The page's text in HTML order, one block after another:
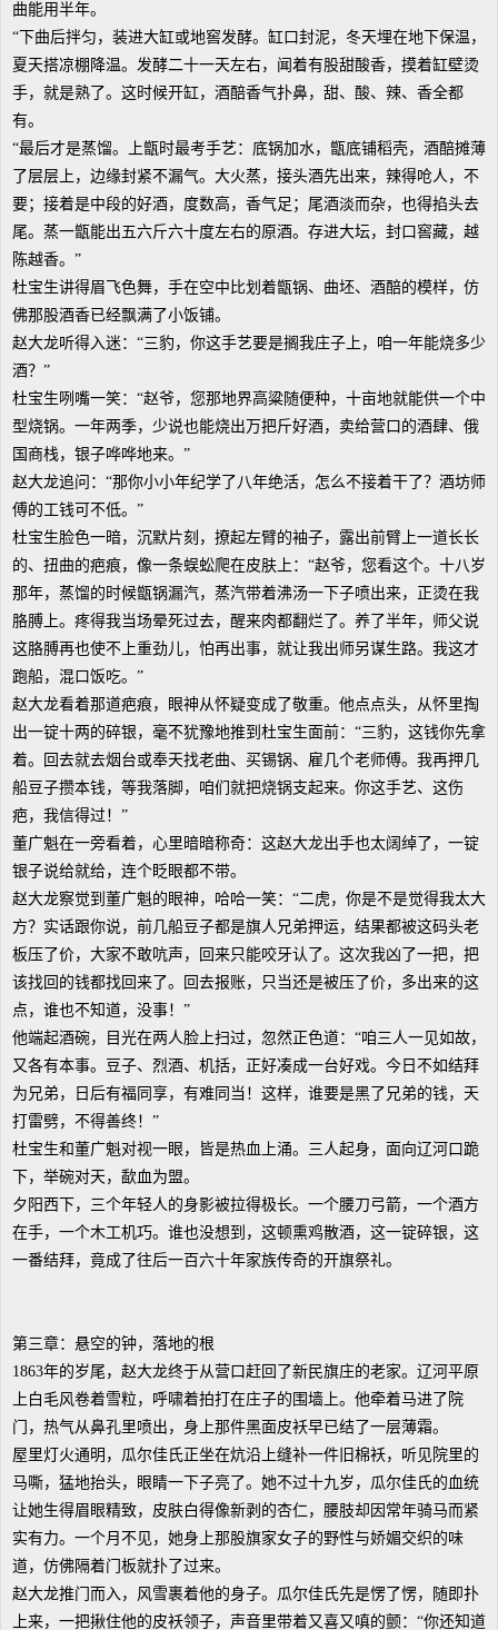
曲能用半年。
“下曲后拌匀，装进大缸或地窖发酵。缸口封泥，冬天埋在地下保温，
夏天搭凉棚降温。发酵二十一天左右，闻着有股甜酸香，摸着缸壁烫
手，就是熟了。这时候开缸，酒醅香气扑鼻，甜、酸、辣、香全都
有。
“最后才是蒸馏。上甑时最考手艺：底锅加水，甑底铺稻壳，酒醅摊薄
了层层上，边缘封紧不漏气。大火蒸，接头酒先出来，辣得呛人，不
要；接着是中段的好酒，度数高，香气足；尾酒淡而杂，也得掐头去
尾。蒸一甑能出五六斤六十度左右的原酒。存进大坛，封口窖藏，越
陈越香。”
杜宝生讲得眉飞色舞，手在空中比划着甑锅、曲坯、酒醅的模样，仿
佛那股酒香已经飘满了小饭铺。
赵大龙听得入迷：“三豹，你这手艺要是搁我庄子上，咱一年能烧多少
酒？”
杜宝生咧嘴一笑：“赵爷，您那地界高粱随便种，十亩地就能供一个中
型烧锅。一年两季，少说也能烧出万把斤好酒，卖给营口的酒肆、俄
国商栈，银子哗哗地来。”
赵大龙追问：“那你小小年纪学了八年绝活，怎么不接着干了？酒坊师
傅的工钱可不低。”
杜宝生脸色一暗，沉默片刻，撩起左臂的袖子，露出前臂上一道长长
的、扭曲的疤痕，像一条蜈蚣爬在皮肤上：“赵爷，您看这个。十八岁
那年，蒸馏的时候甑锅漏汽，蒸汽带着沸汤一下子喷出来，正烫在我
胳膊上。疼得我当场晕死过去，醒来肉都翻烂了。养了半年，师父说
这胳膊再也使不上重劲儿，怕再出事，就让我出师另谋生路。我这才
跑船，混口饭吃。”
赵大龙看着那道疤痕，眼神从怀疑变成了敬重。他点点头，从怀里掏
出一锭十两的碎银，毫不犹豫地推到杜宝生面前：“三豹，这钱你先拿
着。回去就去烟台或奉天找老曲、买锡锅、雇几个老师傅。我再押几
船豆子攒本钱，等我落脚，咱们就把烧锅支起来。你这手艺、这伤
疤，我信得过！”
董广魁在一旁看着，心里暗暗称奇：这赵大龙出手也太阔绰了，一锭
银子说给就给，连个眨眼都不带。
赵大龙察觉到董广魁的眼神，哈哈一笑：“二虎，你是不是觉得我太大
方？实话跟你说，前几船豆子都是旗人兄弟押运，结果都被这码头老
板压了价，大家不敢吭声，回来只能咬牙认了。这次我凶了一把，把
该找回的钱都找回来了。回去报账，只当还是被压了价，多出来的这
点，谁也不知道，没事！”
他端起酒碗，目光在两人脸上扫过，忽然正色道：“咱三人一见如故，
又各有本事。豆子、烈酒、机括，正好凑成一台好戏。今日不如结拜
为兄弟，日后有福同享，有难同当！这样，谁要是黑了兄弟的钱，天
打雷劈，不得善终！”
杜宝生和董广魁对视一眼，皆是热血上涌。三人起身，面向辽河口跪
下，举碗对天，歃血为盟。
夕阳西下，三个年轻人的身影被拉得极长。一个腰刀弓箭，一个酒方
在手，一个木工机巧。谁也没想到，这顿熏鸡散酒，这一锭碎银，这
一番结拜，竟成了往后一百六十年家族传奇的开旗祭礼。
第三章：悬空的钟，落地的根
1863年的岁尾，赵大龙终于从营口赶回了新民旗庄的老家。辽河平原
上白毛风卷着雪粒，呼啸着拍打在庄子的围墙上。他牵着马进了院
门，热气从鼻孔里喷出，身上那件黑面皮袄早已结了一层薄霜。
屋里灯火通明，瓜尔佳氏正坐在炕沿上缝补一件旧棉袄，听见院里的
马嘶，猛地抬头，眼睛一下子亮了。她不过十九岁，瓜尔佳氏的血统
让她生得眉眼精致，皮肤白得像新剥的杏仁，腰肢却因常年骑马而紧
实有力。一个月不见，她身上那股旗家女子的野性与娇媚交织的味
道，仿佛隔着门板就扑了过来。
赵大龙推门而入，风雪裹着他的身子。瓜尔佳氏先是愣了愣，随即扑
上来，一把揪住他的皮袄领子，声音里带着又喜又嗔的颤：“你还知道